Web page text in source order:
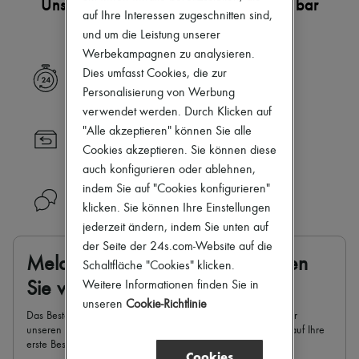
Zimmermann
Neue Marken
Kleider
Strickwaren
Mäntel
Anzüge
Sweatshirts
Schuhe
Alle Produkte
Sandalen
Turnschuhe
Unsere Auswahl ist noch nicht verfügbar
Express Lieferung
Rücksendung immer versandkostenfrei
Benötigen Sie Hilfe?
Melden Sie sich an und profitieren
Sie von 10 %* Rabatt
Das Beste von 24S in Ihrem Posteingang: Melden Sie sich für
unseren Newsletter an und profitieren Sie von 10 % Rabatt auf Ihre
erste Bestellung.
auf Ihre Interessen zugeschnitten sind,
und um die Leistung unserer
Werbekampagnen zu analysieren.
Dies umfasst Cookies, die zur
Personalisierung von Werbung
verwendet werden. Durch Klicken auf
"Alle akzeptieren" können Sie alle
Cookies akzeptieren. Sie können diese
auch konfigurieren oder ablehnen,
indem Sie auf "Cookies konfigurieren"
klicken. Sie können Ihre Einstellungen
jederzeit ändern, indem Sie unten auf
der Seite der 24s.com-Website auf die
Schaltfläche "Cookies" klicken.
Weitere Informationen finden Sie in
unseren Cookie-Richtlinie